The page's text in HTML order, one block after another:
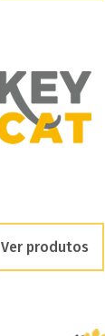
Ver produtos